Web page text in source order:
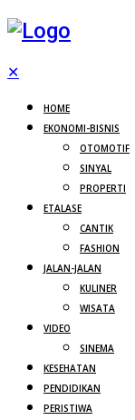
✕
HOME
EKONOMI-BISNIS
OTOMOTIF
SINYAL
PROPERTI
ETALASE
CANTIK
FASHION
JALAN-JALAN
KULINER
WISATA
VIDEO
SINEMA
KESEHATAN
PENDIDIKAN
PERISTIWA